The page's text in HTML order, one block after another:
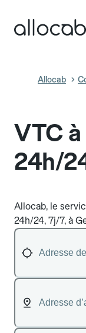
Allocab
VTC à
24h/
Allocab, le
24h/24, 7j/7, à